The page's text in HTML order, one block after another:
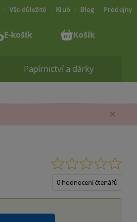
0 hodnocení čtenářů
Papírnictví a dárky
Vše důležité Klub Blog Prodejny
E-košík Košík